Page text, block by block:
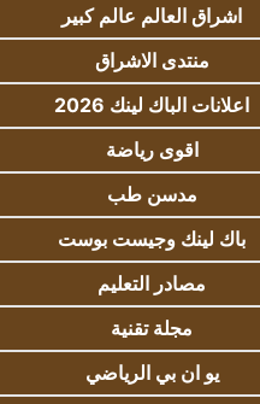
اشراق العالم عالم كبير
منتدى الاشراق
اعلانات الباك لينك 2026
اقوى رياضة
مدسن طب
باك لينك وجيست بوست
مصادر التعليم
مجلة تقنية
يو ان بي الرياضي